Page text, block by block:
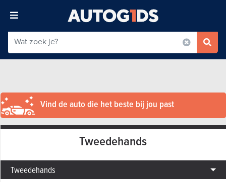
Vind de auto die het beste bij jou past
Tweedehands
Tweedehands